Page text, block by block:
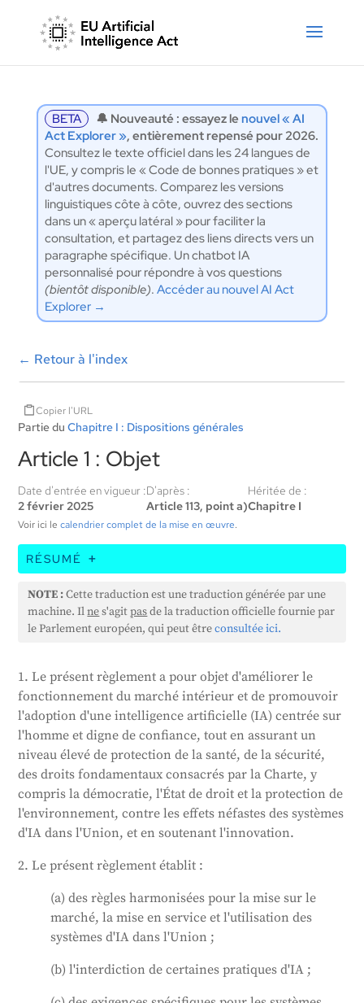
BETA 🔔 Nouveauté : essayez le nouvel « AI
Act Explorer », entièrement repensé pour 2026.
Consultez le texte officiel dans les 24 langues de
l'UE, y compris le « Code de bonnes pratiques » et
d'autres documents. Comparez les versions
linguistiques côte à côte, ouvrez des sections
dans un « aperçu latéral » pour faciliter la
consultation, et partagez des liens directs vers un
paragraphe spécifique. Un chatbot IA
personnalisé pour répondre à vos questions
(bientôt disponible). Accéder au nouvel AI Act
Explorer →
← Retour à l'index
Copier l'URL
Partie duChapitre I : Dispositions générales
Article 1 : Objet
Date d'entrée en vigueur :
2 février 2025
D'après :
Article 113, point a)
Héritée de :
Chapitre I
Voir ici lecalendrier complet de la mise en œuvre.
RÉSUMÉ
Cette loi vise à améliorer le marché européen en
encourageant l'utilisation d'une intelligence
artificielle (IA) sûre, respectueuse des droits de
vente, l'utilisation et le contrôle de l'IA dans l'UE et
interdit certaines pratiques en matière d'IA. Elle fixe
également des règles spécifiques pour les systèmes
d'IA à haut risque et leurs opérateurs, et exige que
certains systèmes d'IA soient transparents. La loi
prévoit également des règles pour la vente de
modèles d'IA à usage général et des mesures de
soutien à l'innovation, en particulier pour les petites
entreprises et les jeunes pousses.
Généré par
NOTE :Cette traduction est une traduction générée par une
machine. Ilnes'agitpasde la traduction officielle fournie par
le Parlement européen, qui peut êtreconsultée ici.
1. Le présent règlement a pour objet d'améliorer le
fonctionnement du marché intérieur et de promouvoir
l'adoption d'une intelligence artificielle (IA) centrée sur
l'homme et digne de confiance, tout en assurant un
niveau élevé de protection de la santé, de la sécurité,
des droits fondamentaux consacrés par la Charte, y
compris la démocratie, l'État de droit et la protection de
l'environnement, contre les effets néfastes des systèmes
d'IA dans l'Union, et en soutenant l'innovation.
2. Le présent règlement établit :
(a) des règles harmonisées pour la mise sur le
marché, la mise en service et l'utilisation des
systèmes d'IA dans l'Union ;
(b) l'interdiction de certaines pratiques d'IA ;